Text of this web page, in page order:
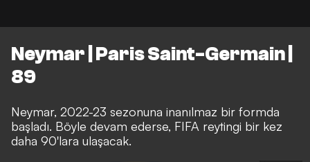
Neymar | Paris Saint-Germain |
89
Neymar, 2022-23 sezonuna inanılmaz bir formda
başladı. Böyle devam ederse, FIFA reytingi bir kez
daha 90'lara ulaşacak.